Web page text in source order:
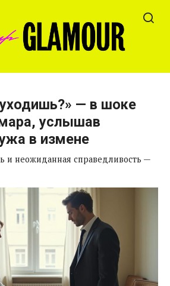
— в шоке
услышав
в измене
и неожиданная справедливость —